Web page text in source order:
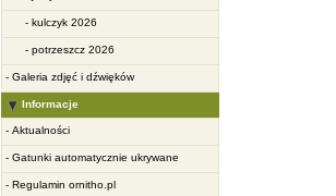
- kulczyk 2026
- potrzeszcz 2026
- Galeria zdjęć i dźwięków
Informacje
- Aktualności
- Gatunki automatycznie ukrywane
- Regulamin ornitho.pl